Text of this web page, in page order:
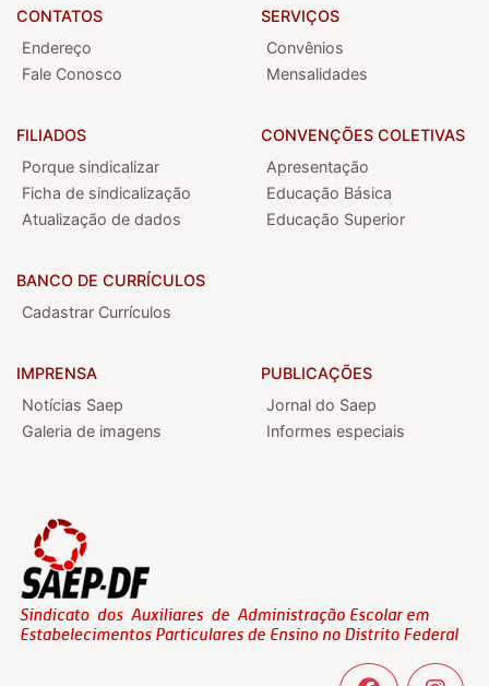
CONTATOS
Endereço
Fale Conosco
SERVIÇOS
Convênios
Mensalidades
FILIADOS
Porque sindicalizar
Ficha de sindicalização
Atualização de dados
BANCO DE CURRÍCULOS
Cadastrar Currículos
CONVENÇÕES COLETIVAS
Apresentação
Educação Básica
Educação Superior
IMPRENSA
Notícias Saep
Galeria de imagens
PUBLICAÇÕES
Jornal do Saep
Informes especiais